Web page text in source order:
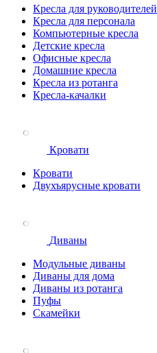
Кресла для руководителей
Кресла для персонала
Компьютерные кресла
Детские кресла
Офисные кресла
Домашние кресла
Кресла из ротанга
Кресла-качалки
Кровати
Кровати
Двухъярусные кровати
Диваны
Модульные диваны
Диваны для дома
Диваны из ротанга
Пуфы
Скамейки